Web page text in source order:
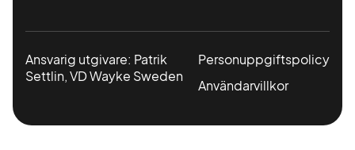
Ansvarig utgivare: Patrik
Settlin, VD Wayke Sweden
Personuppgiftspolicy
Användarvillkor